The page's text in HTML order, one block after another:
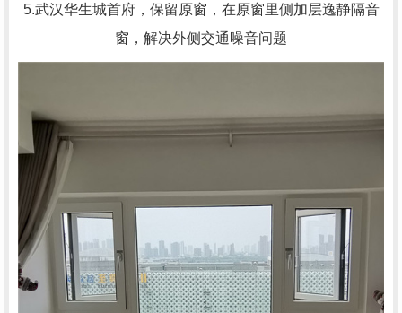
5.武汉华生城首府， 保留原窗，在原窗里侧加层逸静隔音
窗，解决外侧交通噪音问题